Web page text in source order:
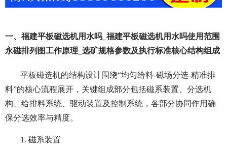
一、福建平板磁选机用水吗_福建平板磁选机用水吗使用范围
永磁排列图工作原理_选矿规格参数及执行标准核心结构组成
平板磁选机的结构设计围绕“均匀给料-磁场分选-精准排
料”的核心流程展开，关键组成部分包括磁系装置、分选机
构、给排料系统、驱动装置及控制系统，各部分协同作用确
保分选效率与精度。
1. 磁系装置